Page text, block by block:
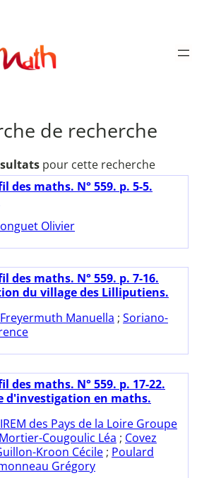
de recherche
pour cette recherche
des maths. N° 559. p. 5-5.
Olivier
des maths. N° 559. p. 7-16.
du village des Lilliputiens.
Freyermuth Manuella ; Soriano-
des maths. N° 559. p. 17-22.
d'investigation en maths.
IREM des Pays de la Loire Groupe
Mortier-Cougoulic Léa ; Covez
Kroon Cécile ; Poulard
Grégory